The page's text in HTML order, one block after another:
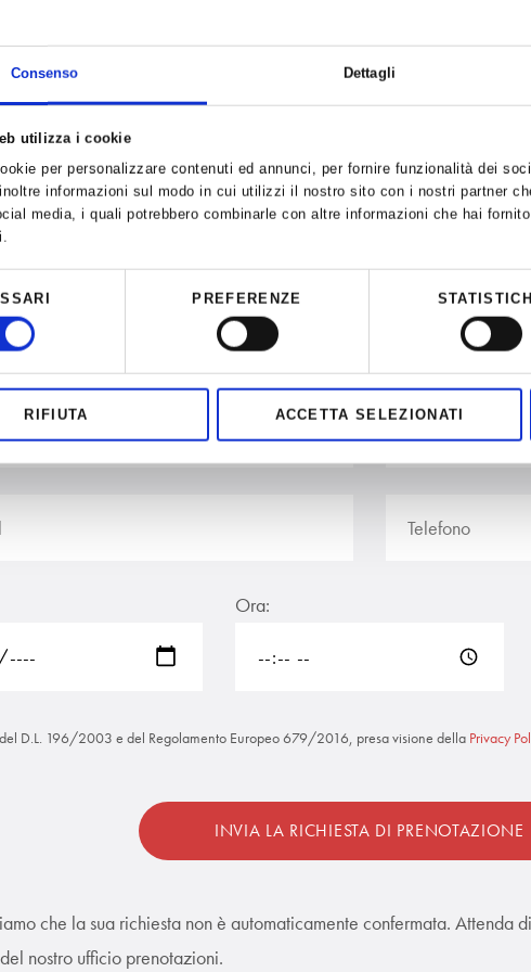
Consenso Dettagli
utilizza i cookie
per personalizzare contenuti ed annunci, per fornire funzionalità dei
informazioni sul modo in cui utilizzi il nostro sito con i nostri partner
media, i quali potrebbero combinarle con altre informazioni che hai
PREFERENZE
RIFIUTA ACCETTA SELEZIONATI
Richiesta di
Ti informiamo che la tua richiesta non è
Attendi di ricevere la conferma via telefono o
Ora:
D.L. 196/2003 e del Regolamento Europeo 679/2016, presa visione della Privacy
che la sua richiesta non è automaticamente confermata. Attenda
nostro ufficio prenotazioni.